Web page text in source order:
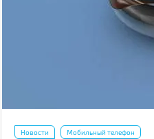
Новости Мобильный телефон